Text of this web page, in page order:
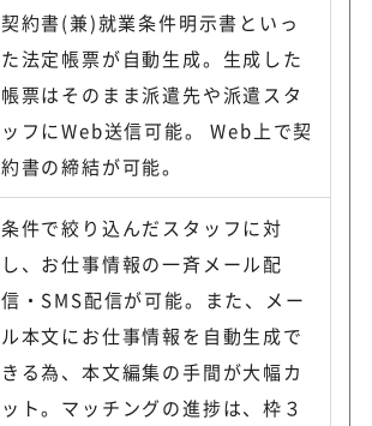
契約書(兼)就業条件明示書といっ
た法定帳票が自動生成。生成した
帳票はそのまま派遣先や派遣スタ
ッフにWeb送信可能。 Web上で契
約書の締結が可能。
条件で絞り込んだスタッフに対
し、お仕事情報の一斉メール配
信・SMS配信が可能。また、メー
ル本文にお仕事情報を自動生成で
きる為、本文編集の手間が大幅カ
ット。マッチングの進捗は、枠３